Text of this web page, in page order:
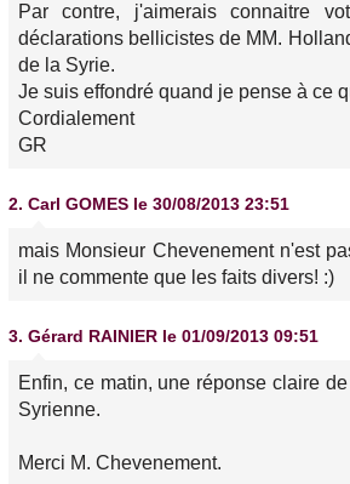
Par contre, j'aimerais connaitre
déclarations bellicistes de MM.
de la Syrie.
Je suis effondré quand je pense à ce
Cordialement
GR
2. Carl GOMES le 30/08/2013 23:51
mais Monsieur Chevenement n'est
il ne commente que les faits divers! :)
3. Gérard RAINIER le 01/09/2013 09:51
Enfin, ce matin, une réponse claire
Syrienne.
Merci M. Chevenement.